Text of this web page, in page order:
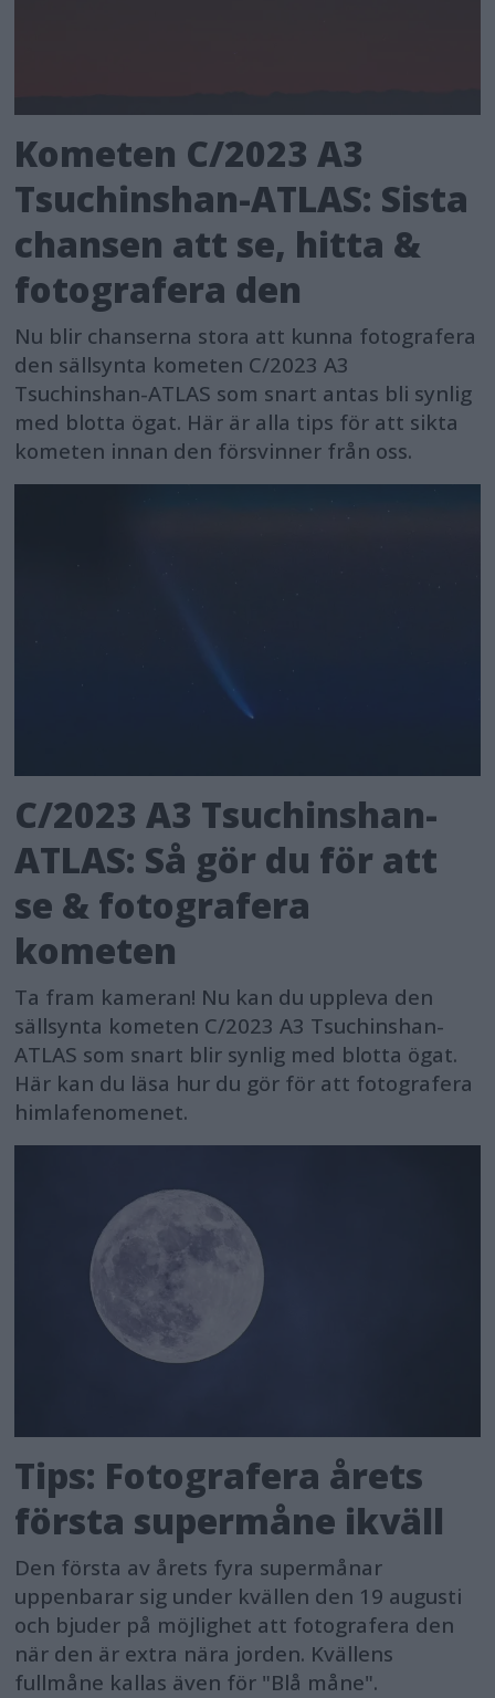
Kometen C/2023 A3
Tsuchinshan-ATLAS: Sista
chansen att se, hitta &
fotografera den
Nu blir chanserna stora att kunna fotografera
den sällsynta kometen C/2023 A3
Tsuchinshan-ATLAS som snart antas bli synlig
med blotta ögat. Här är alla tips för att sikta
kometen innan den försvinner från oss.
C/2023 A3 Tsuchinshan-
ATLAS: Så gör du för att
se & fotografera
kometen
Ta fram kameran! Nu kan du uppleva den
sällsynta kometen C/2023 A3 Tsuchinshan-
ATLAS som snart blir synlig med blotta ögat.
Här kan du läsa hur du gör för att fotografera
himlafenomenet.
Tips: Fotografera årets
första supermåne ikväll
Den första av årets fyra supermånar
uppenbarar sig under kvällen den 19 augusti
och bjuder på möjlighet att fotografera den
när den är extra nära jorden. Kvällens
fullmåne kallas även för "Blå måne".